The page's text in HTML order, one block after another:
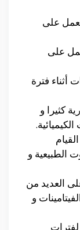
على
على
فترة
كثيرا و
الطبيعية و
العديد من
و